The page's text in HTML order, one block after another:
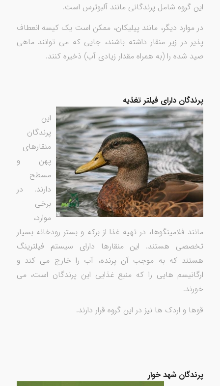
این گروه شامل پرندگانی مانند آلبوترس است.
در موارد دیگر، مانند پیلیکان، ممکن است یک کیسه انعطاف
پذیر در زیر منقار داشته باشند، جایی که می توانند ماهی
صید شده را (به همراه مقدار زیادی آب) ذخیره کنند.
پرندگان دارای فیلتر تغذیه
این
پرندگان
منقارهای
پهن و
مسطح
دارند. در
برخی
موارد،
مانند فلامینگوها، در تهیه غذا از برکه و بستر رودخانه بسیار
تخصصی هستند. این منقارها دارای سیستم فیلترینگ
هستند که به موجب آن پرنده، آب را خارج می کند و
ارگانیسم هایی را که منبع غذایی این پرندگان است، می
خورند.
قوها و اردک ها نیز در این گروه قرار دارند.
پرندگان شهد خوار